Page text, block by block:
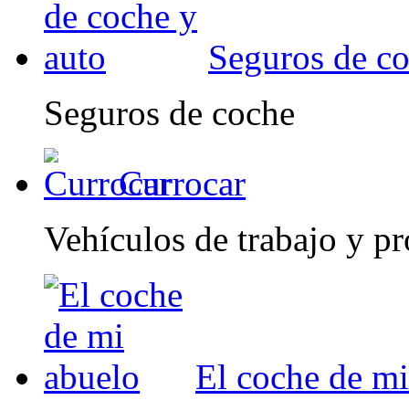
Seguros de
Seguros de coche
Currocar
Vehículos de trabajo y
El coche de